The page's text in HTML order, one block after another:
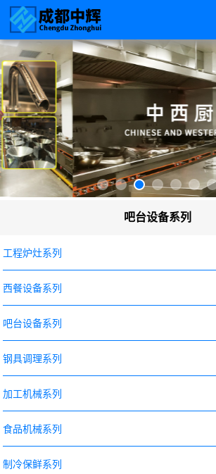
吧台设备系列
工程炉灶系列
西餐设备系列
吧台设备系列
钢具调理系列
加工机械系列
食品机械系列
制冷保鲜系列